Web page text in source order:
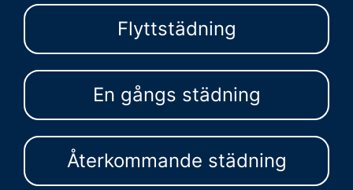
Flyttstädning
En gångs städning
Återkommande städning